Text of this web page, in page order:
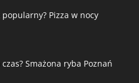
Pizza w nocy
Smażona ryba Poznań